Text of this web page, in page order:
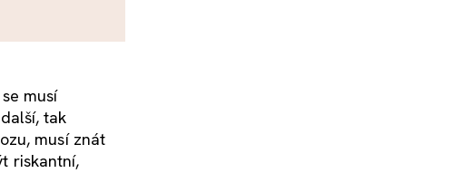
musí
tak
musí znát
riskantní,